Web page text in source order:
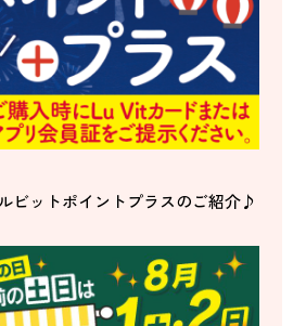
ビットポイントプラスのご紹介♪